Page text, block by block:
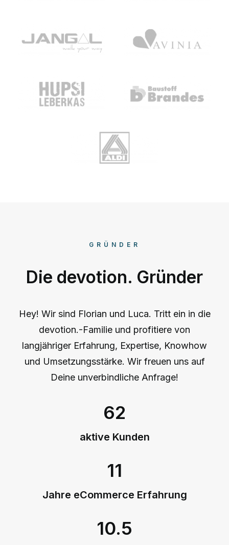
GRÜNDER
Die devotion. Gründer
Hey! Wir sind Florian und Luca. Tritt ein in die
devotion.-Familie und profitiere von
langjähriger Erfahrung, Expertise, Knowhow
und Umsetzungsstärke. Wir freuen uns auf
Deine unverbindliche Anfrage!
62
aktive Kunden
11
Jahre eCommerce Erfahrung
10.5